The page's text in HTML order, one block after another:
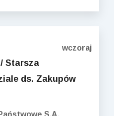
wczoraj
Starsza
ds. Zakupów
S.A.